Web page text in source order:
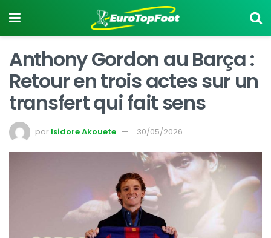
Anthony Gordon au Barça :
Retour en trois actes sur un
transfert qui fait sens
par Isidore Akouete 30/05/2026